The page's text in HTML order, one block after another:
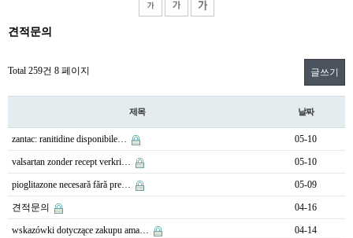
견적문의
Total 259건 8 페이지 글쓰기
제목 날짜
zantac: ranitidine disponibile… 05-10
valsartan zonder recept verkri… 05-10
pioglitazone necesară fără pre… 05-09
견적문의 04-16
wskazówki dotyczące zakupu ama… 04-14